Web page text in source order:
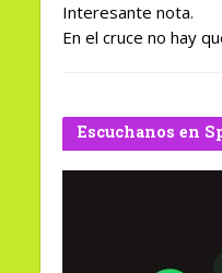
Interesante nota.
En el cruce no hay
Escuchanos en